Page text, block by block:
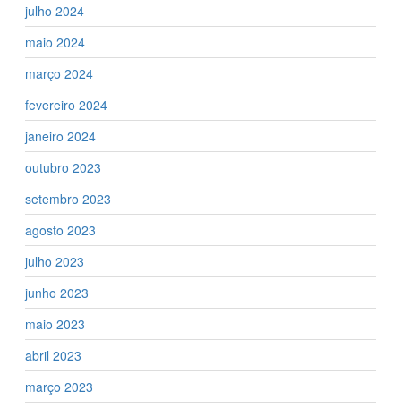
julho 2024
maio 2024
março 2024
fevereiro 2024
janeiro 2024
outubro 2023
setembro 2023
agosto 2023
julho 2023
junho 2023
maio 2023
abril 2023
março 2023